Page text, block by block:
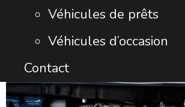
Véhicules de prêts
Véhicules d’occasion
Contact
Contactez-nous